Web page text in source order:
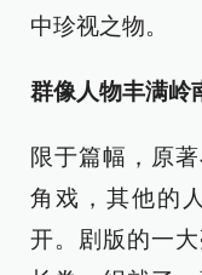
中珍视之物。
群像人物丰满岭
限于篇幅，原
角戏，其他的
开。剧版的一